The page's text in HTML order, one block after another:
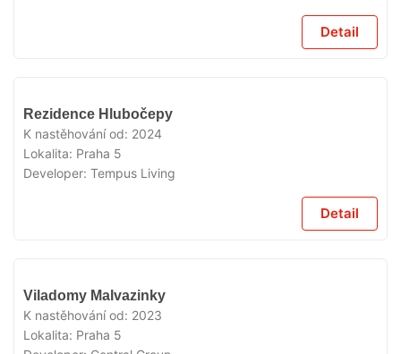
Detail
Rezidence Hlubočepy
K nastěhování od: 2024
Lokalita: Praha 5
Developer: Tempus Living
Detail
Viladomy Malvazinky
K nastěhování od: 2023
Lokalita: Praha 5